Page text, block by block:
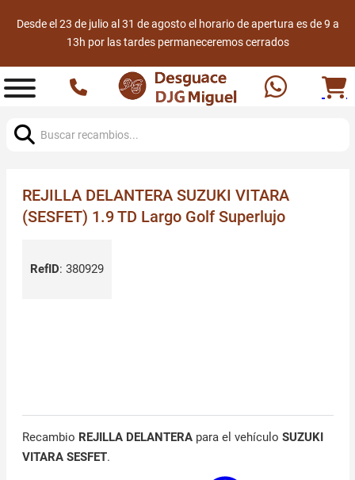
Desde el 23 de julio al 31 de agosto el horario de apertura es de 9 a
13h por las tardes permaneceremos cerrados
REJILLA DELANTERA SUZUKI VITARA
(SESFET) 1.9 TD Largo Golf Superlujo
RefID: 380929
Recambio REJILLA DELANTERApara el vehículo SUZUKI
VITARA SESFET.